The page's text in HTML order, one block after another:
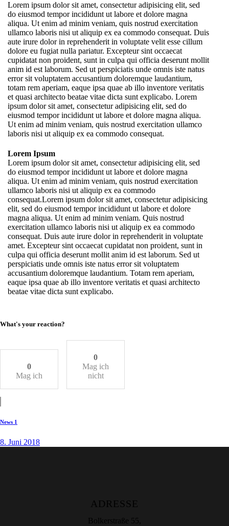
Lorem ipsum dolor sit amet, consectetur adipisicing elit, sed
do eiusmod tempor incididunt ut labore et dolore magna
aliqua. Ut enim ad minim veniam, quis nostrud exercitation
ullamco laboris nisi ut aliquip ex ea commodo consequat. Duis
aute irure dolor in reprehenderit in voluptate velit esse cillum
dolore eu fugiat nulla pariatur. Excepteur sint occaecat
cupidatat non proident, sunt in culpa qui officia deserunt mollit
anim id est laborum. Sed ut perspiciatis unde omnis iste natus
error sit voluptatem accusantium doloremque laudantium,
totam rem aperiam, eaque ipsa quae ab illo inventore veritatis
et quasi architecto beatae vitae dicta sunt explicabo. Lorem
ipsum dolor sit amet, consectetur adipisicing elit, sed do
eiusmod tempor incididunt ut labore et dolore magna aliqua.
Ut enim ad minim veniam, quis nostrud exercitation ullamco
laboris nisi ut aliquip ex ea commodo consequat.
Lorem Ipsum
Lorem ipsum dolor sit amet, consectetur adipisicing elit, sed
do eiusmod tempor incididunt ut labore et dolore magna
aliqua. Ut enim ad minim veniam, quis nostrud exercitation
ullamco laboris nisi ut aliquip ex ea commodo
consequat.Lorem ipsum dolor sit amet, consectetur adipisicing
elit, sed do eiusmod tempor incididunt ut labore et dolore
magna aliqua. Ut enim ad minim veniam. Quis nostrud
exercitation ullamco laboris nisi ut aliquip ex ea commodo
consequat. Duis aute irure dolor in reprehenderit in voluptate
amet. Excepteur sint occaecat cupidatat non proident, sunt in
culpa qui officia deserunt mollit anim id est laborum. Sed ut
perspiciatis unde omnis iste natus error sit voluptatem
accusantium doloremque laudantium. Totam rem aperiam,
eaque ipsa quae ab illo inventore veritatis et quasi architecto
beatae vitae dicta sunt explicabo.
What's your reaction?
0
Mag ich
0
Mag ich
nicht
News 1
8. Juni 2018
ADRESSE
Bolkerstraße 55,